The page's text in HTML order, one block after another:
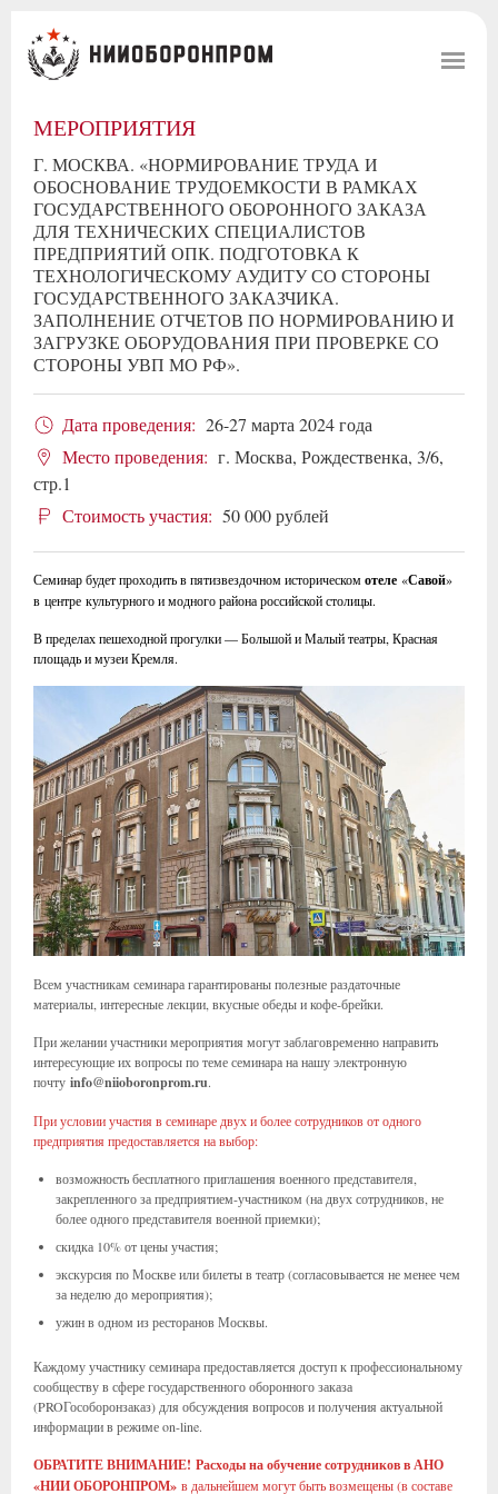
МЕРОПРИЯТИЯ
Г. МОСКВА. «НОРМИРОВАНИЕ ТРУДА И
ОБОСНОВАНИЕ ТРУДОЕМКОСТИ В РАМКАХ
ГОСУДАРСТВЕННОГО ОБОРОННОГО ЗАКАЗА
ДЛЯ ТЕХНИЧЕСКИХ СПЕЦИАЛИСТОВ
ПРЕДПРИЯТИЙ ОПК. ПОДГОТОВКА К
ТЕХНОЛОГИЧЕСКОМУ АУДИТУ СО СТОРОНЫ
ГОСУДАРСТВЕННОГО ЗАКАЗЧИКА.
ЗАПОЛНЕНИЕ ОТЧЕТОВ ПО НОРМИРОВАНИЮ И
ЗАГРУЗКЕ ОБОРУДОВАНИЯ ПРИ ПРОВЕРКЕ СО
СТОРОНЫ УВП МО РФ».
Дата проведения: 26-27 марта 2024 года
Место проведения: г. Москва, Рождественка, 3/6,
стр.1
Стоимость участия: 50 000 рублей
Семинар будет проходить в пятизвездочном историческомотеле «Савой»
в центре культурного и модного района российской столицы.
В пределах пешеходной прогулки — Большой и Малый театры, Красная
площадь и музеи Кремля.
Всем участникам семинара гарантированы полезные раздаточные
материалы, интересные лекции, вкусные обеды и кофе-брейки.
При желании участники мероприятия могут заблаговременно направить
интересующие их вопросы по теме семинара на нашу электронную
почту info@niioboronprom.ru.
При условии участия в семинаре двух и более сотрудников от одного
предприятия предоставляется на выбор:
возможность бесплатного приглашения военного представителя,
закрепленного за предприятием-участником (на двух сотрудников, не
более одного представителя военной приемки);
скидка 10% от цены участия;
экскурсия по Москве или билеты в театр (согласовывается не менее чем
за неделю до мероприятия);
ужин в одном из ресторанов Москвы.
Каждому участнику семинара предоставляется доступ к профессиональному
сообществу в сфере государственного оборонного заказа
(PROГособоронзаказ) для обсуждения вопросов и получения актуальной
информации в режиме on-line.
ОБРАТИТЕ ВНИМАНИЕ! Расходы на обучение сотрудников в АНО
«НИИ ОБОРОНПРОМ» в дальнейшем могут быть возмещены (в составе